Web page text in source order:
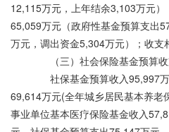
12,115万元，上年结余3,103万元
65,059万元（政府性基金预算支出
万元，调出资金5,304万元）；收支
（三）社会保险基金预算收
社保基金预算收入95,997万
69,614万元(全年城乡居民基本养老
事业单位基本医疗保险基金收入